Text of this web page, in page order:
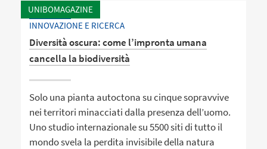
UNIBOMAGAZINE
INNOVAZIONE E RICERCA
Diversità oscura: come l’impronta umana
cancella la biodiversità
Solo una pianta autoctona su cinque sopravvive
nei territori minacciati dalla presenza dell’uomo.
Uno studio internazionale su 5500 siti di tutto il
mondo svela la perdita invisibile della natura